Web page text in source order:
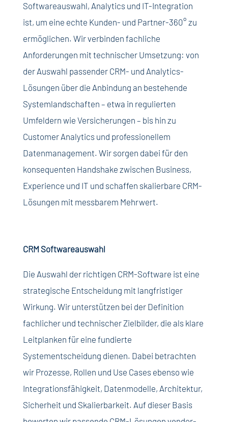
Softwareauswahl, Analytics und IT-Integration
ist, um eine echte Kunden- und Partner-360° zu
ermöglichen. Wir verbinden fachliche
Anforderungen mit technischer Umsetzung: von
der Auswahl passender CRM- und Analytics-
Lösungen über die Anbindung an bestehende
Systemlandschaften – etwa in regulierten
Umfeldern wie Versicherungen – bis hin zu
Customer Analytics und professionellem
Datenmanagement. Wir sorgen dabei für den
konsequenten Handshake zwischen Business,
Experience und IT und schaffen skalierbare CRM-
Lösungen mit messbarem Mehrwert.
CRM Softwareauswahl
Die Auswahl der richtigen CRM-Software ist eine
strategische Entscheidung mit langfristiger
Wirkung. Wir unterstützen bei der Definition
fachlicher und technischer Zielbilder, die als klare
Leitplanken für eine fundierte
Systementscheidung dienen. Dabei betrachten
wir Prozesse, Rollen und Use Cases ebenso wie
Integrationsfähigkeit, Datenmodelle, Architektur,
Sicherheit und Skalierbarkeit. Auf dieser Basis